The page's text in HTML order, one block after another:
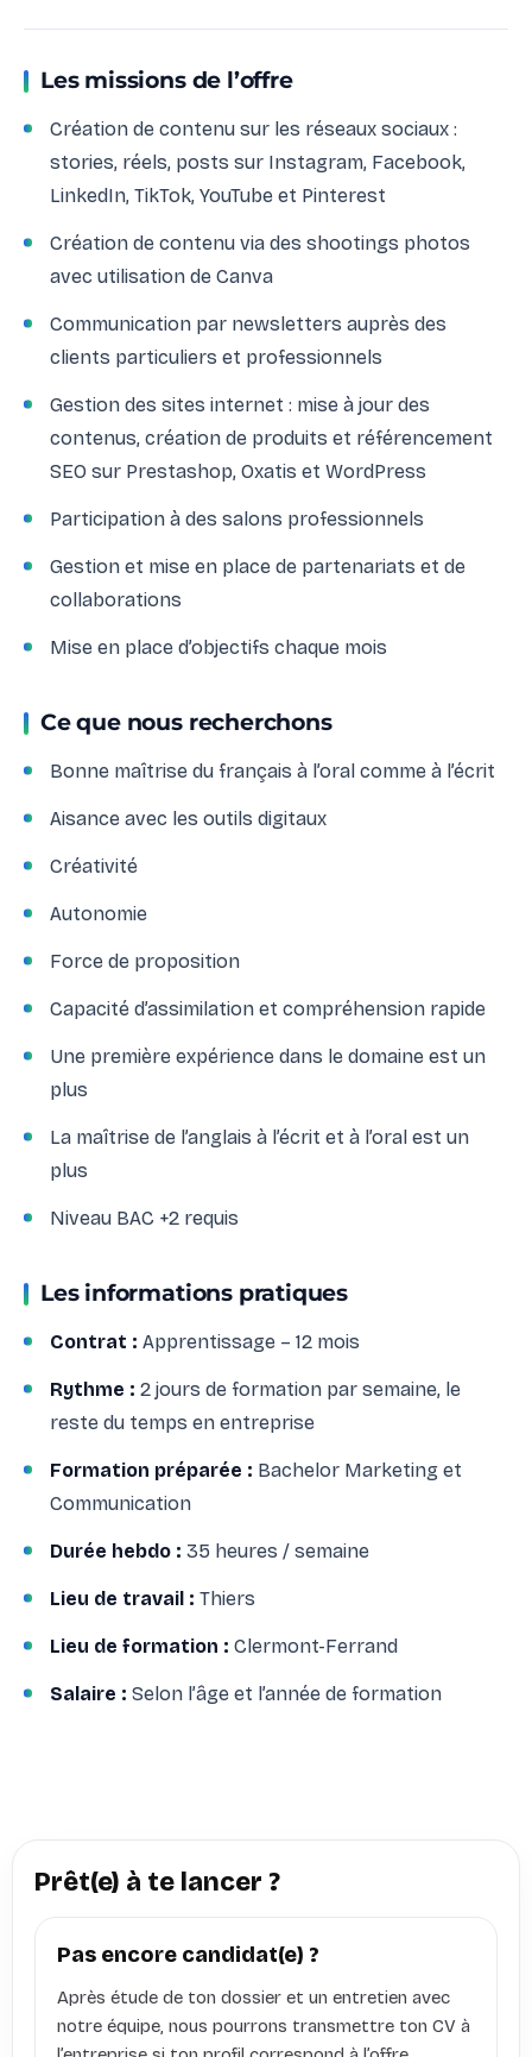
Les missions de l’offre
Création de contenu sur les réseaux sociaux :
stories, réels, posts sur Instagram, Facebook,
LinkedIn, TikTok, YouTube et Pinterest
Création de contenu via des shootings photos
avec utilisation de Canva
Communication par newsletters auprès des
clients particuliers et professionnels
Gestion des sites internet : mise à jour des
contenus, création de produits et référencement
SEO sur Prestashop, Oxatis et WordPress
Participation à des salons professionnels
Gestion et mise en place de partenariats et de
collaborations
Mise en place d’objectifs chaque mois
Ce que nous recherchons
Bonne maîtrise du français à l’oral comme à l’écrit
Aisance avec les outils digitaux
Créativité
Autonomie
Force de proposition
Capacité d’assimilation et compréhension rapide
Une première expérience dans le domaine est un
plus
La maîtrise de l’anglais à l’écrit et à l’oral est un
plus
Niveau BAC +2 requis
Les informations pratiques
Contrat : Apprentissage – 12 mois
Rythme : 2 jours de formation par semaine, le
reste du temps en entreprise
Formation préparée : Bachelor Marketing et
Communication
Durée hebdo : 35 heures / semaine
Lieu de travail : Thiers
Lieu de formation : Clermont-Ferrand
Salaire : Selon l’âge et l’année de formation
Prêt(e) à te lancer ?
Pas encore candidat(e) ?
Après étude de ton dossier et un entretien avec
notre équipe, nous pourrons transmettre ton CV à